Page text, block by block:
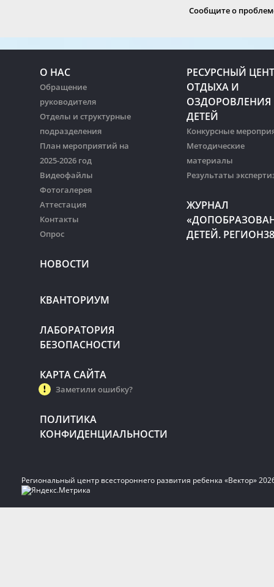
Сообщите о
О НАС
Обращение
руководителя
Отделы и структурные
подразделения
План мероприятий на
2025-2026 год
Видеофайлы
Фотогалерея
Аттестация
Контакты
Опрос
НОВОСТИ
РЕСУРСНЫЙ
ОТДЫХА И
ОЗДОРОВЛЕНИЯ
ДЕТЕЙ
Конкурсные
Методические
материалы
Результаты
ЖУРНАЛ
ДЕТЕЙ.
КВАНТОРИУМ
ЛАБОРАТОРИЯ
БЕЗОПАСНОСТИ
КАРТА САЙТА
Заметили ошибку?
ПОЛИТИКА
КОНФИДЕНЦИАЛЬНОСТИ
Региональный центр всестороннего развития ребенка «Вектор»